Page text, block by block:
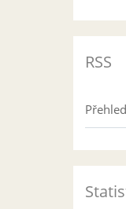
RSS